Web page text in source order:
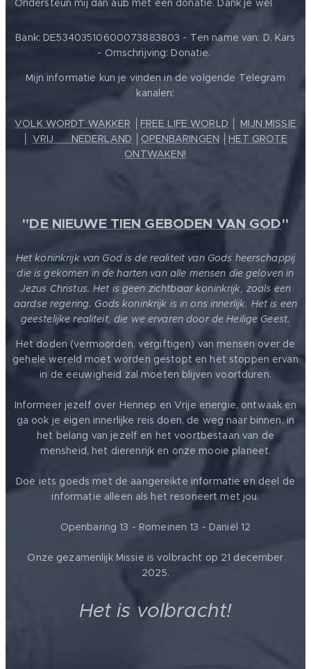
Ondersteun mij dan aub met een donatie. Dank je wel
Bank: DE53403510600073883803 - Ten name van: D. Kars
- Omschrijving: Donatie.
Mijn informatie kun je vinden in de volgende Telegram
kanalen:
VOLK WORDT WAKKER FREE LIFE WORLD
MIJN MISSIE
VRIJ ❤️ NEDERLAND OPENBARINGEN
HET GROTE
ONTWAKEN!
"DE NIEUWE TIEN GEBODEN VAN GOD"
Het koninkrijk van God is de realiteit van Gods heerschappij
die is gekomen in de harten van alle mensen die geloven in
Jezus Christus. Het is geen zichtbaar koninkrijk, zoals een
aardse regering. Gods koninkrijk is in ons innerlijk. Het is een
geestelijke realiteit, die we ervaren door de Heilige Geest.
Het doden (vermoorden, vergiftigen) van mensen over de
gehele wereld moet worden gestopt en het stoppen ervan
in de eeuwigheid zal moeten blijven voortduren.
Informeer jezelf over Hennep en Vrije energie, ontwaak en
ga ook je eigen innerlijke reis doen, de weg naar binnen, in
het belang van jezelf en het voortbestaan van de
mensheid, het dierenrijk en onze mooie planeet.
Doe iets goeds met de aangereikte informatie en deel de
informatie alleen als het resoneert met jou.
Openbaring 13 - Romeinen 13 - Daniël 12
Onze gezamenlijk Missie is volbracht op 21 december
2025.
Het is volbracht!